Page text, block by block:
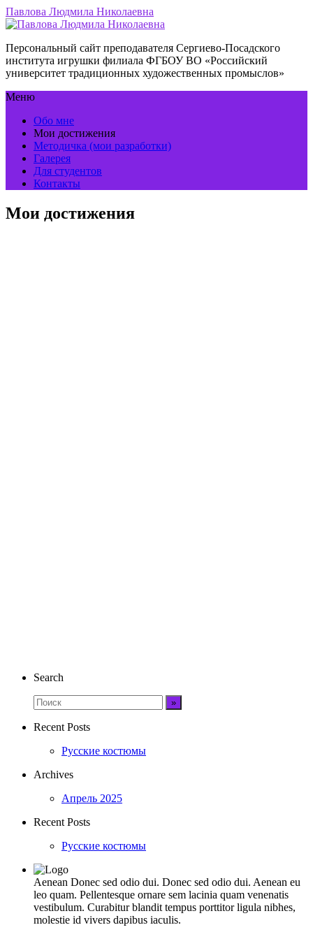
Павлова Людмила Николаевна
Персональный сайт преподавателя Сергиево-Посадского
института игрушки филиала ФГБОУ ВО «Российский
университет традиционных художественных промыслов»
Меню
Обо мне
Мои достижения
Методичка (мои разработки)
Галерея
Для студентов
Контакты
Мои достижения
Search
Recent Posts
Русские костюмы
Archives
Апрель 2025
Recent Posts
Русские костюмы
Aenean Donec sed odio dui. Donec sed odio dui. Aenean eu
leo quam. Pellentesque ornare sem lacinia quam venenatis
vestibulum. Curabitur blandit tempus porttitor ligula nibhes,
molestie id vivers dapibus iaculis.